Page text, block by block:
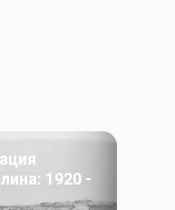
1920 -